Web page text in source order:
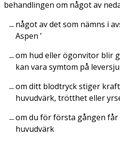
behandlingen om något av
något av det som nämns i
Aspen ’
om hud eller ögonvitor blir
kan vara symtom på
om ditt blodtryck stiger
huvudvärk, trötthet eller
om du för första gången
huvudvärk